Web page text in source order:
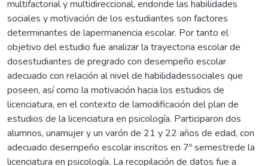
multifactorial y multidireccional, endonde las habilidades
sociales y motivación de los estudiantes son factores
determinantes de lapermanencia escolar. Por tanto el
objetivo del estudio fue analizar la trayectoria escolar de
dosestudiantes de pregrado con desempeño escolar
adecuado con relación al nivel de habilidadessociales que
poseen, así como la motivación hacia los estudios de
licenciatura, en el contexto de lamodificación del plan de
estudios de la licenciatura en psicología. Participaron dos
alumnos, unamujer y un varón de 21 y 22 años de edad, con
adecuado desempeño escolar inscritos en 7º semestrede la
licenciatura en psicología. La recopilación de datos fue a